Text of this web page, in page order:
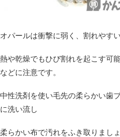
オパールは衝撃に弱く、割れやすい
熱や乾燥でもひび割れを起こす可
などに注意です。
中性洗剤を使い毛先の柔らかい歯
に洗い流し
柔らかい布で汚れをふき取りましょ